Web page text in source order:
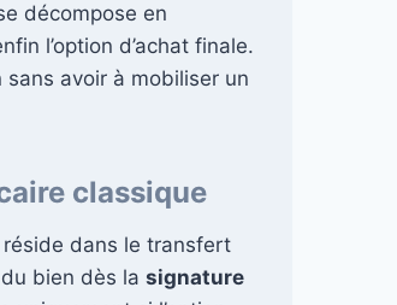
décompose en
l’option d’achat finale.
avoir à mobiliser un
classique
dans le transfert
bien dès la signature